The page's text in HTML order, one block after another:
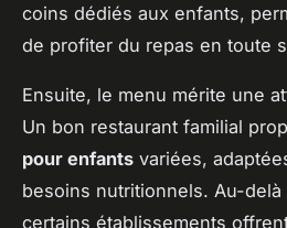
coins dédiés aux enfants,
de profiter du repas en toute
Ensuite, le menu mérite une
Un bon restaurant familial
pour enfants variées,
besoins nutritionnels. Au-
certains établissements